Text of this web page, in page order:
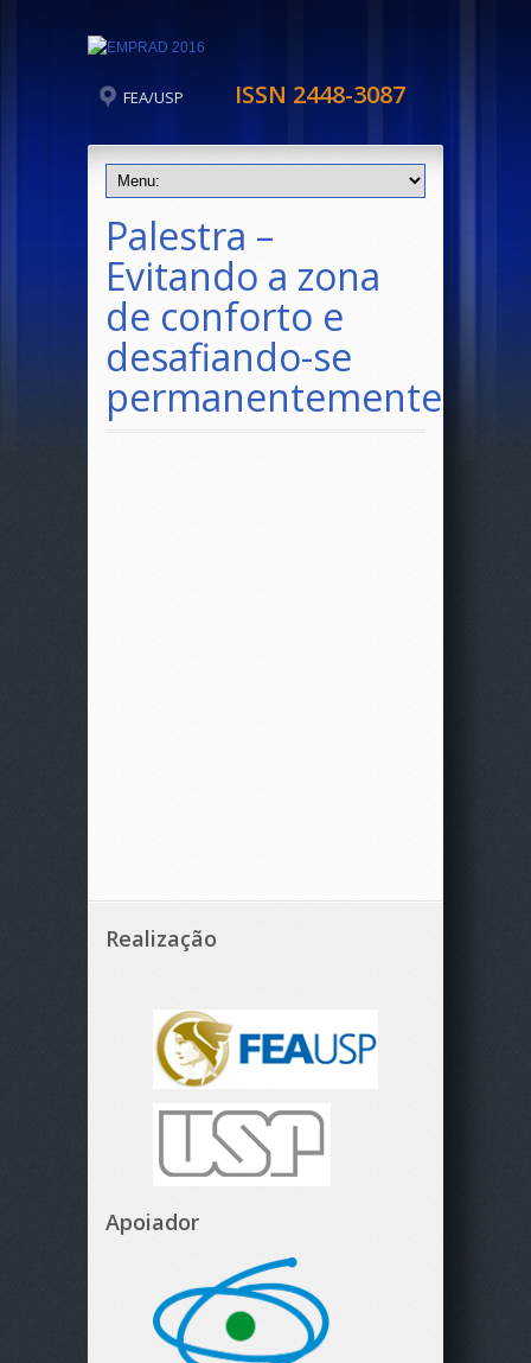
FEA/USP ISSN 2448-3087
Palestra –
Evitando a zona
de conforto e
desafiando-se
permanentemente
Realização
Apoiador